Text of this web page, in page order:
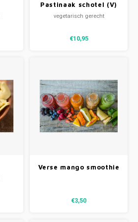
Pastinaak schotel (V)
vegetarisch gerecht
€10,95
Verse mango smoothie
€3,50